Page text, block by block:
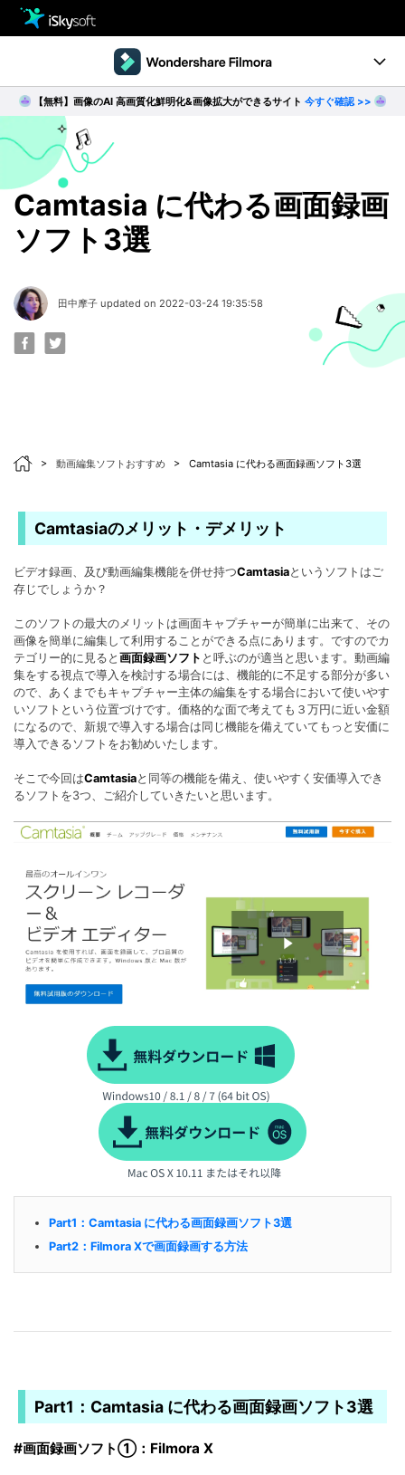
Utility
製品活用事例
ストア
ダウンロード
サポート
製品ページ
Filmstock
操作ガイド
動作環境
動画編集の基本とコツ
無料ダウンロード
【無料】画像のAI 高画質化鮮明化&画像拡大ができるサイト 今すぐ確認 >>
Camtasia に代わる画面録画
ソフト3選
田中摩子 updated on 2022-03-24 19:35:58
> 動画編集ソフトおすすめ > Camtasia に代わる画面録画ソフト3選
Camtasiaのメリット・デメリット
ビデオ録画、及び動画編集機能を併せ持つCamtasiaというソフトはご
存じでしょうか？
このソフトの最大のメリットは画面キャプチャーが簡単に出来て、その
画像を簡単に編集して利用することができる点にあります。ですのでカ
テゴリー的に見ると 画面録画ソフト と呼ぶのが適当と思います。動画編
集をする視点で導入を検討する場合には、機能的に不足する部分が多い
ので、あくまでもキャプチャー主体の編集をする場合において使いやす
いソフトという位置づけです。価格的な面で考えても３万円に近い金額
になるので、新規で導入する場合は同じ機能を備えていてもっと安価に
導入できるソフトをお勧めいたします。
そこで今回はCamtasiaと同等の機能を備え、使いやすく安価導入でき
るソフトを3つ、ご紹介していきたいと思います。
Part1：Camtasia に代わる画面録画ソフト3選
Part2：Filmora Xで画面録画する方法
Part1：Camtasia に代わる画面録画ソフト3選
#画面録画ソフト①：Filmora X